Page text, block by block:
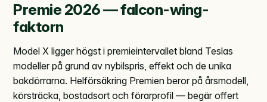
Premie 2026 — falcon-wing-
faktorn
Model X ligger högst i premieintervallet bland Teslas
modeller på grund av nybilspris, effekt och de unika
bakdörrarna. Helförsäkring Premien beror på årsmodell,
körsträcka, bostadsort och förarprofil — begär offert